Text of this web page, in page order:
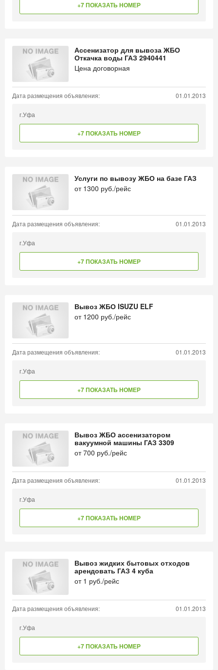
+7 ПОКАЗАТЬ НОМЕР
Ассенизатор для вывоза ЖБО
Откачка воды ГАЗ 2940441
Цена договорная
Дата размещения объявления: 01.01.2013
г.Уфа
+7 ПОКАЗАТЬ НОМЕР
Услуги по вывозу ЖБО на базе ГАЗ
от 1300 руб./рейс
Дата размещения объявления: 01.01.2013
г.Уфа
+7 ПОКАЗАТЬ НОМЕР
Вывоз ЖБО ISUZU ELF
от 1200 руб./рейс
Дата размещения объявления: 01.01.2013
г.Уфа
+7 ПОКАЗАТЬ НОМЕР
Вывоз ЖБО ассенизатором
вакуумной машины ГАЗ 3309
от700 руб./рейс
Дата размещения объявления: 01.01.2013
г.Уфа
+7 ПОКАЗАТЬ НОМЕР
Вывоз жидких бытовых отходов
арендовать ГАЗ 4 куба
от 1 руб./рейс
Дата размещения объявления: 01.01.2013
г.Уфа
+7 ПОКАЗАТЬ НОМЕР